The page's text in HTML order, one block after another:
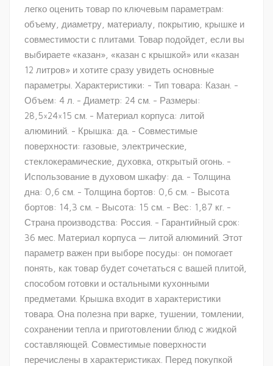
легко оценить товар по ключевым параметрам:
объему, диаметру, материалу, покрытию, крышке и
совместимости с плитами. Товар подойдет, если вы
выбираете «казан», «казан с крышкой» или «казан
12 литров» и хотите сразу увидеть основные
параметры. Характеристики: - Тип товара: Казан. -
Объем: 4 л. - Диаметр: 24 см. - Размеры:
28,5×24×15 см. - Материал корпуса: литой
алюминий. - Крышка: да. - Совместимые
поверхности: газовые, электрические,
стеклокерамические, духовка, открытый огонь. -
Использование в духовом шкафу: да. - Толщина
дна: 0,6 см. - Толщина бортов: 0,6 см. - Высота
бортов: 14,3 см. - Высота: 15 см. - Вес: 1,87 кг. -
Страна производства: Россия. - Гарантийный срок:
36 мес. Материал корпуса — литой алюминий. Этот
параметр важен при выборе посуды: он помогает
понять, как товар будет сочетаться с вашей плитой,
способом готовки и остальными кухонными
предметами. Крышка входит в характеристики
товара. Она полезна при варке, тушении, томлении,
сохранении тепла и приготовлении блюд с жидкой
составляющей. Совместимые поверхности
перечислены в характеристиках. Перед покупкой